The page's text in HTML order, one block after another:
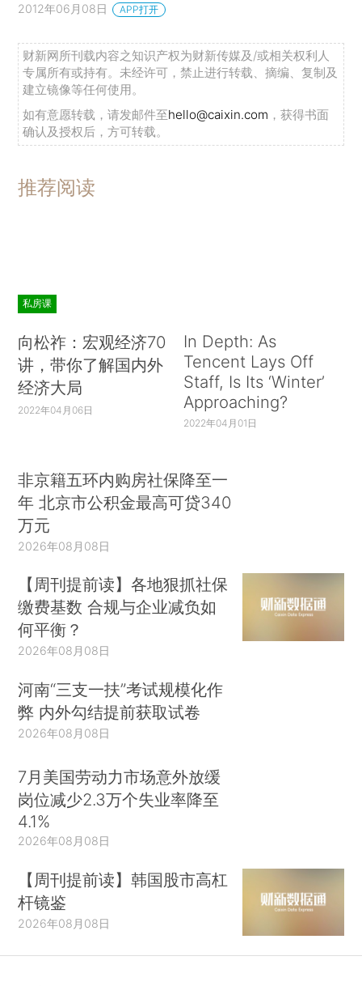
2012年06月08日 APP打开
财新网所刊载内容之知识产权为财新传媒及/或相关权利人
专属所有或持有。未经许可，禁止进行转载、摘编、复制及
建立镜像等任何使用。
如有意愿转载，请发邮件至hello@caixin.com ，获得书面
确认及授权后，方可转载。
推荐阅读
私房课
向松祚：宏观经济70
讲，带你了解国内外
经济大局
2022年04月06日
In Depth: As
Tencent Lays Off
Staff, Is Its ‘Winter’
Approaching?
2022年04月01日
非京籍五环内购房社保降至一
年 北京市公积金最高可贷340
万元
2026年08月08日
【周刊提前读】各地狠抓社保
缴费基数 合规与企业减负如
何平衡？
2026年08月08日
河南“三支一扶”考试规模化作
弊 内外勾结提前获取试卷
2026年08月08日
7月美国劳动力市场意外放缓
岗位减少2.3万个失业率降至
4.1%
2026年08月08日
【周刊提前读】韩国股市高杠
杆镜鉴
2026年08月08日